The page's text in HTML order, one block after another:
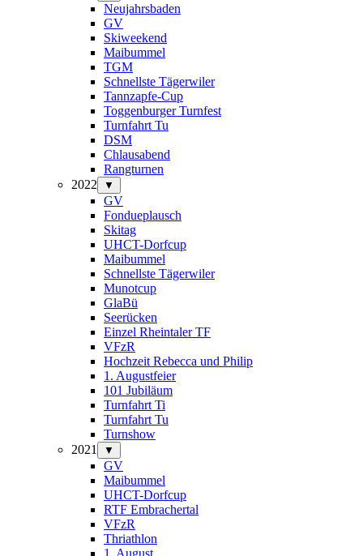
Neujahrsbaden
GV
Skiweekend
Maibummel
TGM
Schnellste Tägerwiler
Tannzapfe-Cup
Toggenburger Turnfest
Turnfahrt Tu
DSM
Chlausabend
Rangturnen
2022
▼
GV
Fondueplausch
Skitag
UHCT-Dorfcup
Maibummel
Schnellste Tägerwiler
Munotcup
GlaBü
Seerücken
Einzel Rheintaler TF
VFzR
Hochzeit Rebecca und Philip
1. Augustfeier
101 Jubiläum
Turnfahrt Ti
Turnfahrt Tu
Turnshow
2021
▼
GV
Maibummel
UHCT-Dorfcup
RTF Embrachertal
VFzR
Thriathlon
1. August